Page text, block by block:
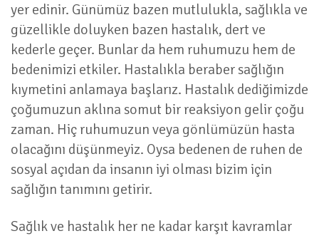
yer edinir. Günümüz bazen mutlulukla, sağlıkla ve
güzellikle doluyken bazen hastalık, dert ve
kederle geçer. Bunlar da hem ruhumuzu hem de
bedenimizi etkiler. Hastalıkla beraber sağlığın
kıymetini anlamaya başlarız. Hastalık dediğimizde
çoğumuzun aklına somut bir reaksiyon gelir çoğu
zaman. Hiç ruhumuzun veya gönlümüzün hasta
olacağını düşünmeyiz. Oysa bedenen de ruhen de
sosyal açıdan da insanın iyi olması bizim için
sağlığın tanımını getirir.
Sağlık ve hastalık her ne kadar karşıt kavramlar